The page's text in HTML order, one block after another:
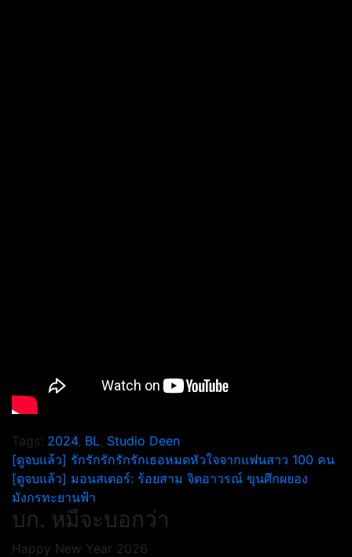
Tags: 2024, BL, Studio Deen
แนะแนว
เรื่อง
[ดูจบแล้ว] รักรักรักรักรักเธอหมดหัวใจจากแฟนสาว 100 คน
[ดูจบแล้ว] มอนสเตอร์: ร้อยสาม จิตอาวรณ์ ขุนศึกผยอง
มังกรทะยานฟ้า
บก. หมีจะบอกว่า
Happy New Year 2026